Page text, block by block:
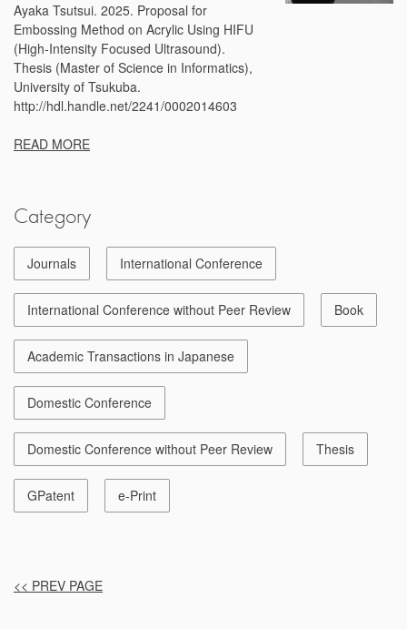
Ayaka Tsutsui. 2025. Proposal for
Embossing Method on Acrylic Using HIFU
(High-Intensity Focused Ultrasound).
Thesis (Master of Science in Informatics),
University of Tsukuba.
http://hdl.handle.net/2241/0002014603
READ MORE
Category
Journals International Conference
International Conference without Peer Review Book
Academic Transactions in Japanese
Domestic Conference
Domestic Conference without Peer Review Thesis
GPatent e-Print
<< PREV PAGE